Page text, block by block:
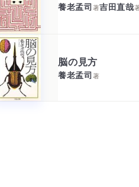
養老孟司著吉田直哉
脳の見方
養老孟司著